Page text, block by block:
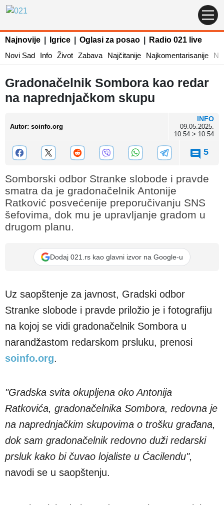
Najnovije Igrice Oglasi za posao
Radio 021 live
Novi Sad
Info Život Zabava Najčitanije Najkomentarisanije
Gradonačelnik Sombora kao redar
na naprednjačkom skupu
Autor: soinfo.org
INFO
09.05.2025.
10:54 > 10:54
5
Somborski odbor Stranke slobode i pravde
smatra da je gradonačelnik Antonije
Ratković posvećenije preporučivanju SNS
šefovima, dok mu je upravljanje gradom u
drugom planu.
Dodaj 021.rs kao glavni izvor na Google-u
Uz saopštenje za javnost, Gradski odbor
Stranke slobode i pravde priložio je i fotografiju
na kojoj se vidi gradonačelnik Sombora u
narandžastom redarskom prsluku, prenosi
soinfo.org.
"Gradska svita okupljena oko Antonija
Ratkovića, gradonačelnika Sombora, redovna je
na naprednjačkim skupovima o trošku građana,
dok sam gradonačelnik redovno duži redarski
prsluk kako bi čuvao lojaliste u Ćacilendu",
navodi se u saopštenju.